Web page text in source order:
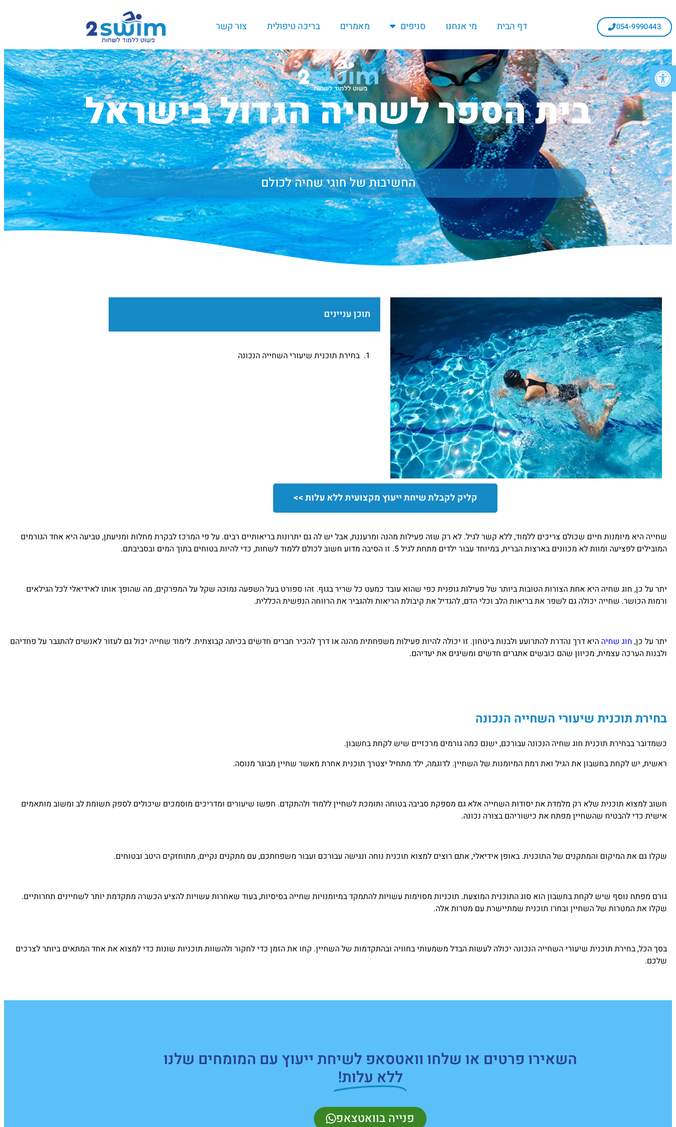
פתח סרגל נגישות
054-9990443 דף הבית מי אנחנו סניפים מאמרים בריכה טיפולית צור קשר
בית הספר לשחיה הגדול בישראל
החשיבות של חוגי שחיה לכולם
תוכן עניינים
בחירת תוכנית שיעורי השחייה הנכונה
קליק לקבלת שיחת ייעוץ מקצועית ללא עלות >>
שחייה היא מיומנות חיים שכולם צריכים ללמוד, ללא קשר לגיל. לא רק שזה פעילות מהנה ומרעננת, אבל יש לה גם יתרונות בריאותיים רבים. על פי המרכז לבקרת מחלות ומניעתן, טביעה היא אחד הגורמים
המובילים לפציעה ומוות לא מכוונים בארצות הברית, במיוחד עבור ילדים מתחת לגיל 5. זו הסיבה מדוע חשוב לכולם ללמוד לשחות, כדי להיות בטוחים בתוך המים ובסביבתם.
יתר על כן, חוג שחיה היא אחת הצורות הטובות ביותר של פעילות גופנית כפי שהוא עובד כמעט כל שריר בגוף. זהו ספורט בעל השפעה נמוכה שקל על המפרקים, מה שהופך אותו לאידיאלי לכל הגילאים
ורמות הכושר. שחייה יכולה גם לשפר את בריאות הלב וכלי הדם, להגדיל את קיבולת הריאות ולהגביר את הרווחה הנפשית הכללית.
יתר על כן, חוג שחיה היא דרך נהדרת להתרועע ולבנות ביטחון. זו יכולה להיות פעילות משפחתית מהנה או דרך להכיר חברים חדשים בכיתה קבוצתית. לימוד שחייה יכול גם לעזור לאנשים להתגבר על פחדיהם
ולבנות הערכה עצמית, מכיוון שהם כובשים אתגרים חדשים ומשיגים את יעדיהם.
בחירת תוכנית שיעורי השחייה הנכונה
כשמדובר בבחירת תוכנית חוג שחיה הנכונה עבורכם, ישנם כמה גורמים מרכזיים שיש לקחת בחשבון.
ראשית, יש לקחת בחשבון את הגיל ואת רמת המיומנות של השחיין. לדוגמה, ילד מתחיל יצטרך תוכנית אחרת מאשר שחיין מבוגר מנוסה.
חשוב למצוא תוכנית שלא רק מלמדת את יסודות השחייה אלא גם מספקת סביבה בטוחה ותומכת לשחיין ללמוד ולהתקדם. חפשו שיעורים ומדריכים מוסמכים שיכולים לספק תשומת לב ומשוב מותאמים
אישית כדי להבטיח שהשחיין מפתח את כישוריהם בצורה נכונה.
שקלו גם את המיקום והמתקנים של התוכנית. באופן אידיאלי, אתם רוצים למצוא תוכנית נוחה ונגישה עבורכם ועבור משפחתכם, עם מתקנים נקיים, מתוחזקים היטב ובטוחים.
גורם מפתח נוסף שיש לקחת בחשבון הוא סוג התוכנית המוצעת. תוכניות מסוימות עשויות להתמקד במיומנויות שחייה בסיסיות, בעוד שאחרות עשויות להציע הכשרה מתקדמת יותר לשחיינים תחרותיים.
שקלו את המטרות של השחיין ובחרו תוכנית שמתיישרת עם מטרות אלה.
בסך הכל, בחירת תוכנית שיעורי השחייה הנכונה יכולה לעשות הבדל משמעותי בחוויה ובהתקדמות של השחיין. קחו את הזמן כדי לחקור ולהשוות תוכניות שונות כדי למצוא את אחד המתאים ביותר לצרכים
שלכם.
השאירו פרטים או שלחו וואטסאפ לשיחת ייעוץ עם המומחים שלנו
ללא עלות!
פנייה בוואטצאפ